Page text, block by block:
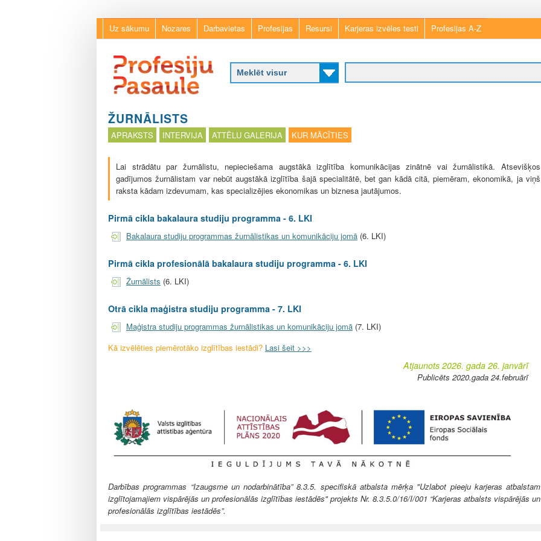
Skip
to
Uz sākumu Nozares Darbavietas Profesijas Resursi Karjeras izvēles testi Profesijas A-Z
r
o
f
e
u
p
a
s
u
e
ŽURNĀLISTS
APRAKSTS INTERVIJA ATTĒLU GALERIJA KUR MĀCĪTIES
Lai strādātu par žurnālistu, nepieciešama augstākā izglītība komunikācijas zinātnē vai žurnālistikā. Atsevišķos
gadījumos žurnālistam var nebūt augstākā izglītība šajā specialitātē, bet gan kādā citā, piemēram, ekonomikā, ja viņš
raksta kādam izdevumam, kas specializējies ekonomikas un biznesa jautājumos.
Pirmā cikla bakalaura studiju programma - 6. LKI
Bakalaura studiju programmas žurnālistikas un komunikāciju jomā (6. LKI)
Pirmā cikla profesionālā bakalaura studiju programma - 6. LKI
Žurnālists (6. LKI)
Otrā cikla maģistra studiju programma - 7. LKI
Maģistra studiju programmas žurnālistikas un komunikāciju jomā (7. LKI)
Kā izvēlēties piemērotāko izglītības iestādi? Lasi šeit >>>
Atjaunots 2026. gada 26. janvārī
Publicēts 2020.gada 24.februārī
Darbības programmas “Izaugsme un nodarbinātība” 8.3.5. specifiskā atbalsta mērķa "Uzlabot pieeju karjeras atbalstam
izglītojamajiem vispārējās un profesionālās izglītības iestādēs" projekts Nr. 8.3.5.0/16/I/001 “Karjeras atbalsts vispārējās un
profesionālās izglītības iestādēs”.